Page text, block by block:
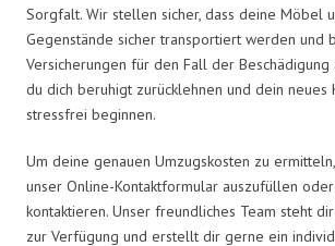
Sorgfalt. Wir stellen sicher, dass deine Möbel
Gegenstände sicher transportiert werden und
Versicherungen für den Fall der Beschädigung
du dich beruhigt zurücklehnen und dein neues
stressfrei beginnen.
Um deine genauen Umzugskosten zu
unser Online-Kontaktformular auszufüllen
kontaktieren. Unser freundliches Team steht
zur Verfügung und erstellt dir gerne ein